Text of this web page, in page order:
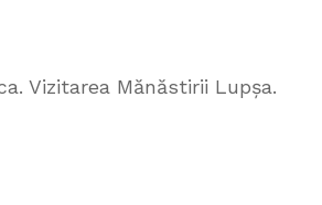
Vizitarea Mănăstirii Lupșa.